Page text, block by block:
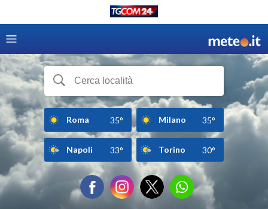
Roma 35° Milano 35°
Napoli 33° Torino 30°